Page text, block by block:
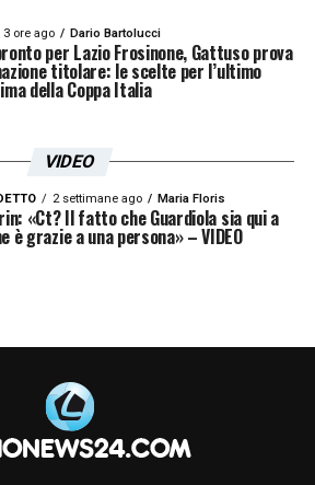
3 ore ago Dario Bartolucci
per Lazio Frosinone, Gattuso prova
titolare: le scelte per l’ultimo
della Coppa Italia
VIDEO
2 settimane ago Maria Floris
«Ct? Il fatto che Guardiola sia qui a
è grazie a una persona» – VIDEO